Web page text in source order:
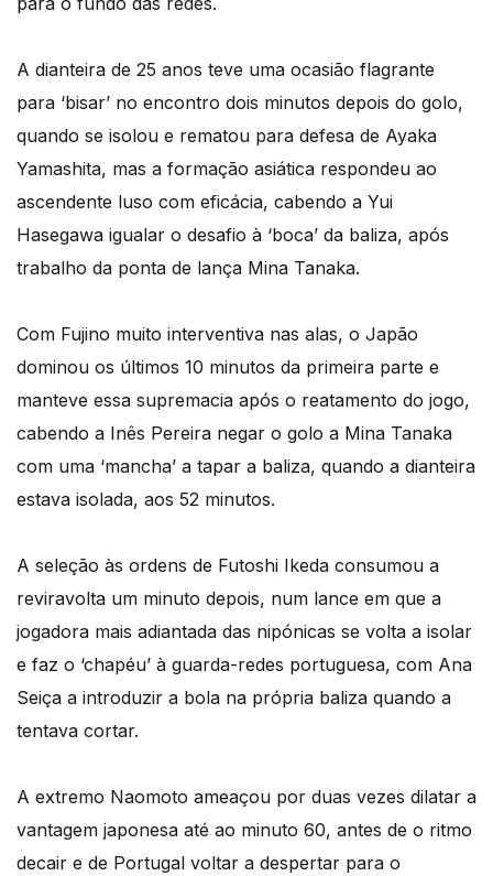
A dianteira de 25 anos teve uma ocasião flagrante
para ‘bisar’ no encontro dois minutos depois do golo,
quando se isolou e rematou para defesa de Ayaka
Yamashita, mas a formação asiática respondeu ao
ascendente luso com eficácia, cabendo a Yui
Hasegawa igualar o desafio à ‘boca’ da baliza, após
trabalho da ponta de lança Mina Tanaka.
Com Fujino muito interventiva nas alas, o Japão
dominou os últimos 10 minutos da primeira parte e
manteve essa supremacia após o reatamento do jogo,
cabendo a Inês Pereira negar o golo a Mina Tanaka
com uma ‘mancha’ a tapar a baliza, quando a dianteira
estava isolada, aos 52 minutos.
A seleção às ordens de Futoshi Ikeda consumou a
reviravolta um minuto depois, num lance em que a
jogadora mais adiantada das nipónicas se volta a isolar
e faz o ‘chapéu’ à guarda-redes portuguesa, com Ana
Seiça a introduzir a bola na própria baliza quando a
tentava cortar.
A extremo Naomoto ameaçou por duas vezes dilatar a
vantagem japonesa até ao minuto 60, antes de o ritmo
decair e de Portugal voltar a despertar para o